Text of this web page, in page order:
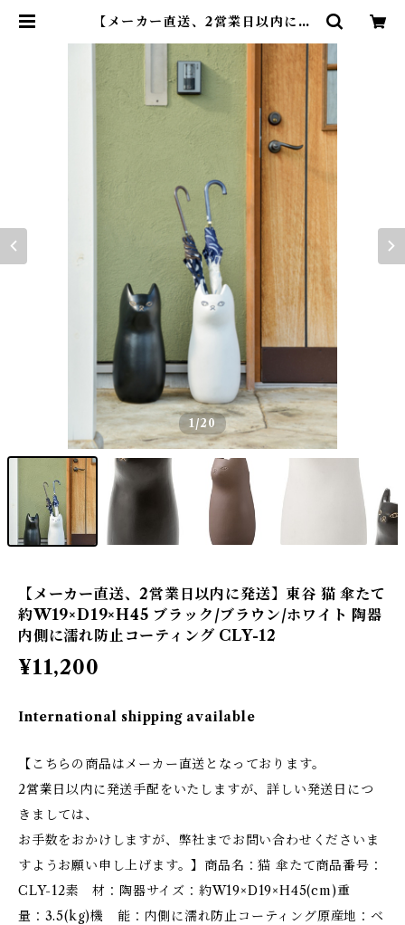
【メーカー直送、2営業日以内に発
H45 ブラック/ブラウン/ホワイト
陶器 内側に濡れ防止コーティング
CLY-12 | DearKM ❤︎フレンチブ
ルドック孔明
1/20
【メーカー直送、2営業日以内に発送】東谷 猫 傘たて
約W19×D19×H45 ブラック/ブラウン/ホワイト 陶器
内側に濡れ防止コーティング CLY-12
¥11,200
International shipping available
【こちらの商品はメーカー直送となっております。
2営業日以内に発送手配をいたしますが、詳しい発送日につ
きましては、
お手数をおかけしますが、弊社までお問い合わせくださいま
すようお願い申し上げます。】商品名：猫 傘たて商品番号：
CLY-12素 材：陶器サイズ：約W19×D19×H45(cm)重
量：3.5(kg)機 能：内側に濡れ防止コーティング原産地：ベ